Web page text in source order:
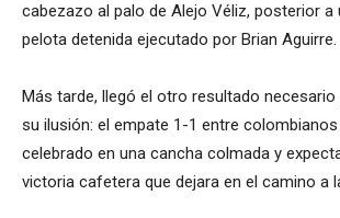
cabezazo al palo de Alejo Véliz, posterior a
pelota detenida ejecutado por Brian Aguirre.
Más tarde, llegó el otro resultado necesario
su ilusión: el empate 1-1 entre
celebrado en una cancha colmada y
victoria cafetera que dejara en el camino a